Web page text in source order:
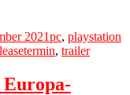
2021pc, playstation
, trailer